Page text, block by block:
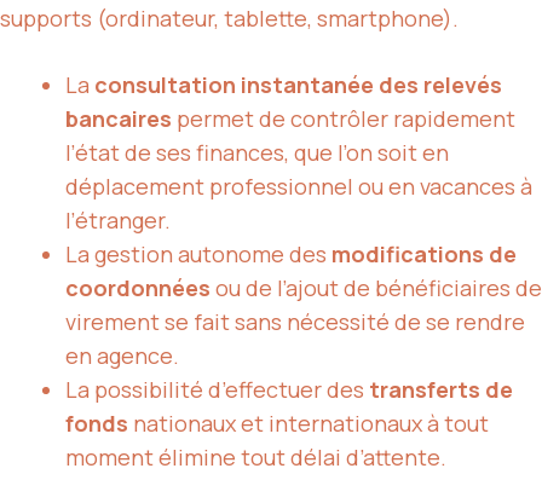
supports (ordinateur, tablette, smartphone).
La consultation instantanée des relevés
bancaires permet de contrôler rapidement
l’état de ses finances, que l’on soit en
déplacement professionnel ou en vacances à
l’étranger.
La gestion autonome des modifications de
coordonnées ou de l’ajout de bénéficiaires de
virement se fait sans nécessité de se rendre
en agence.
La possibilité d’effectuer des transferts de
fonds nationaux et internationaux à tout
moment élimine tout délai d’attente.